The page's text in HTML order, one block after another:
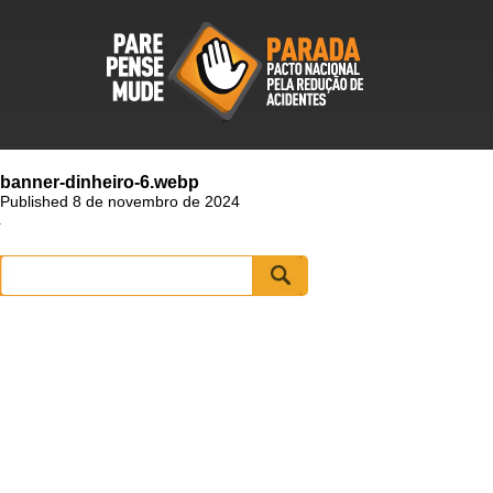
banner-dinheiro-6.webp
Published 8 de novembro de 2024
Pesquisar
por: